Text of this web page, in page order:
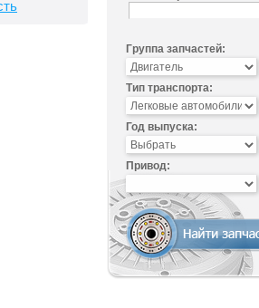
Группа запчастей:
Тип транспорта:
Год выпуска:
Привод: